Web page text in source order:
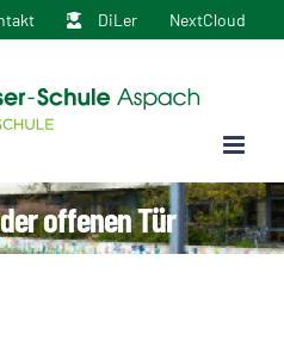
DiLer NextCloud
offenen Tür